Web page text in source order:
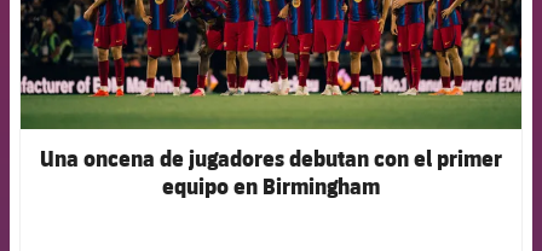
Una oncena de jugadores debutan con el primer
equipo en Birmingham